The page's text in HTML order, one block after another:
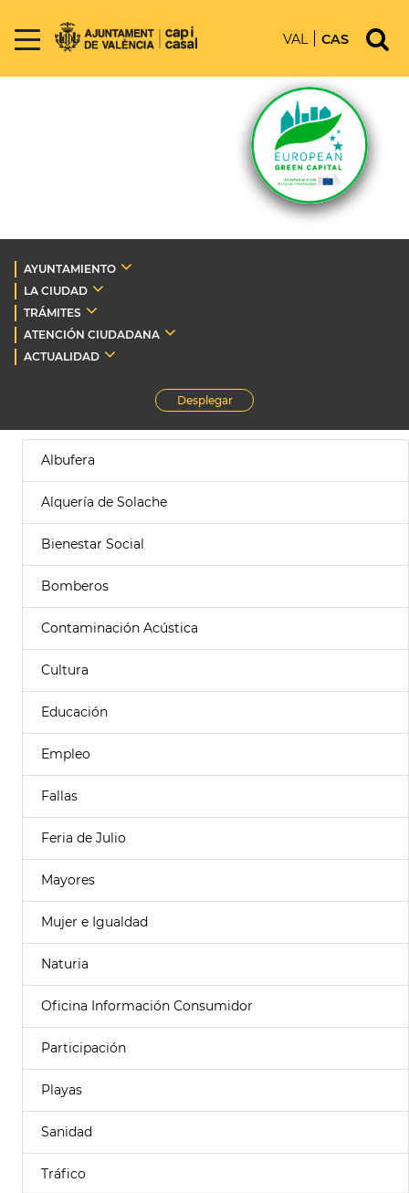
VAL CAS
AYUNTAMIENTO
LA CIUDAD
TRÁMITES
ATENCIÓN CIUDADANA
ACTUALIDAD
Desplegar
Albufera
Alquería de Solache
Bienestar Social
Bomberos
Contaminación Acústica
Cultura
Educación
Empleo
Fallas
Feria de Julio
Mayores
Mujer e Igualdad
Naturia
Oficina Información Consumidor
Participación
Playas
Sanidad
Tráfico